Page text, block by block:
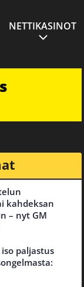
NETTIKASINOT
kahdeksan
– nyt GM
iso paljastus